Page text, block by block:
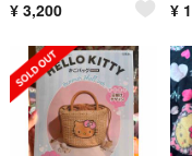
¥ 3,200 ¥